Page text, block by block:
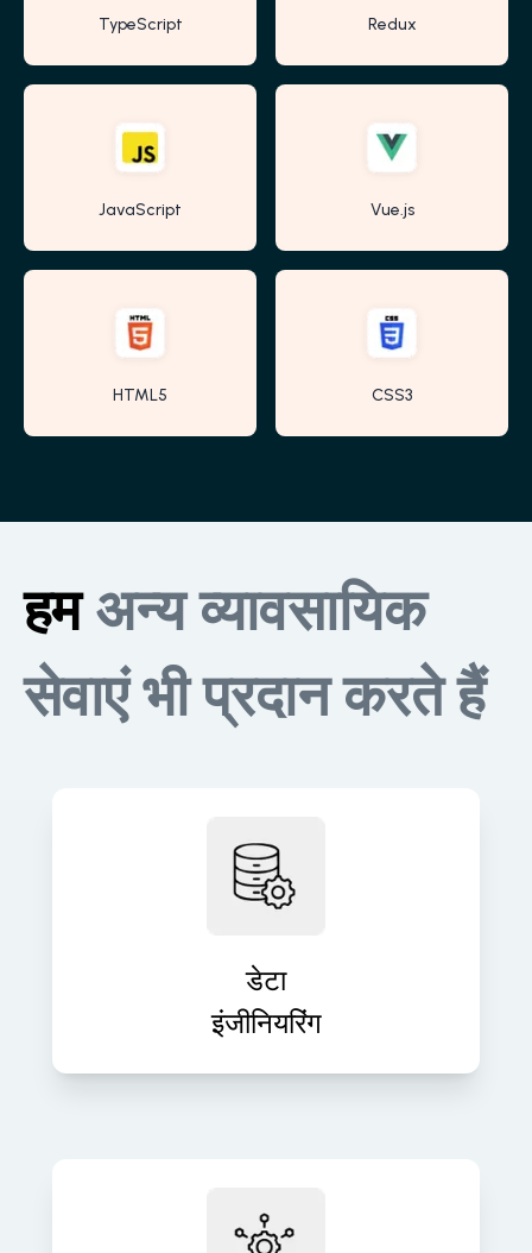
TypeScript Redux
JavaScript Vue.js
HTML5 CSS3
हमअन्य व्यावसायिक
सेवाएं भी प्रदान करते हैं
डेटा
इंजीनियरिंग
सटीक, वास्तविक समय की जानकारी और
विश्लेषण के लिए मज़बूत डेटा पाइपलाइन बनाएँ।
जो निर्णय लेने में मदद करती हैं।
पूरी तरह से प्रबंधित आईटी समर्थन और